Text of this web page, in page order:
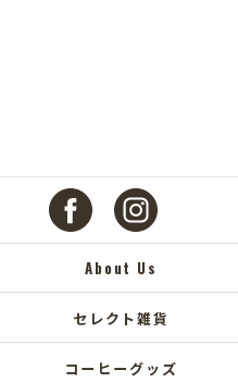
About Us
セレクト雑貨
コーヒーグッズ